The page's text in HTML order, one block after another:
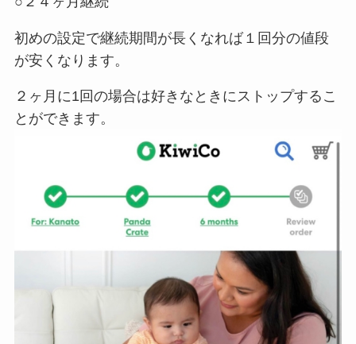
初めの設定で継続期間が長くなれば１回分の値段
が安くなります。
２ヶ月に1回の場合は好きなときにストップするこ
とができます。